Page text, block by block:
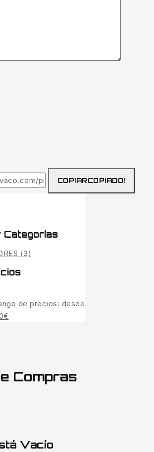
COPIARCOPIADO!
Categorías
(3)
de precios: desde
Compras
Vacío